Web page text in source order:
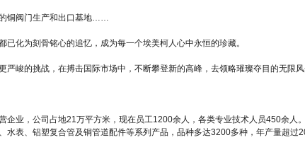
铜阀门生产和出口基地……
化为刻骨铭心的追忆，成为每一个埃美柯人心中永恒的珍藏。
严峻的挑战，在搏击国际市场中，不断攀登新的高峰，去领略璀璨夺目的无限风
企业，公司占地21万平方米，现在员工1200余人，各类专业技术人员450余人
水表、铝塑复合管及铜管道配件等系列产品，品种多达3200多种，年产量超过